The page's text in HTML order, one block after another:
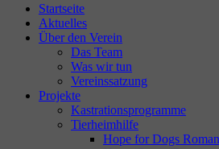
Startseite
Aktuelles
Über den Verein
Das Team
Was wir tun
Vereinssatzung
Projekte
Kastrationsprogramme
Tierheimhilfe
Hope for Dogs